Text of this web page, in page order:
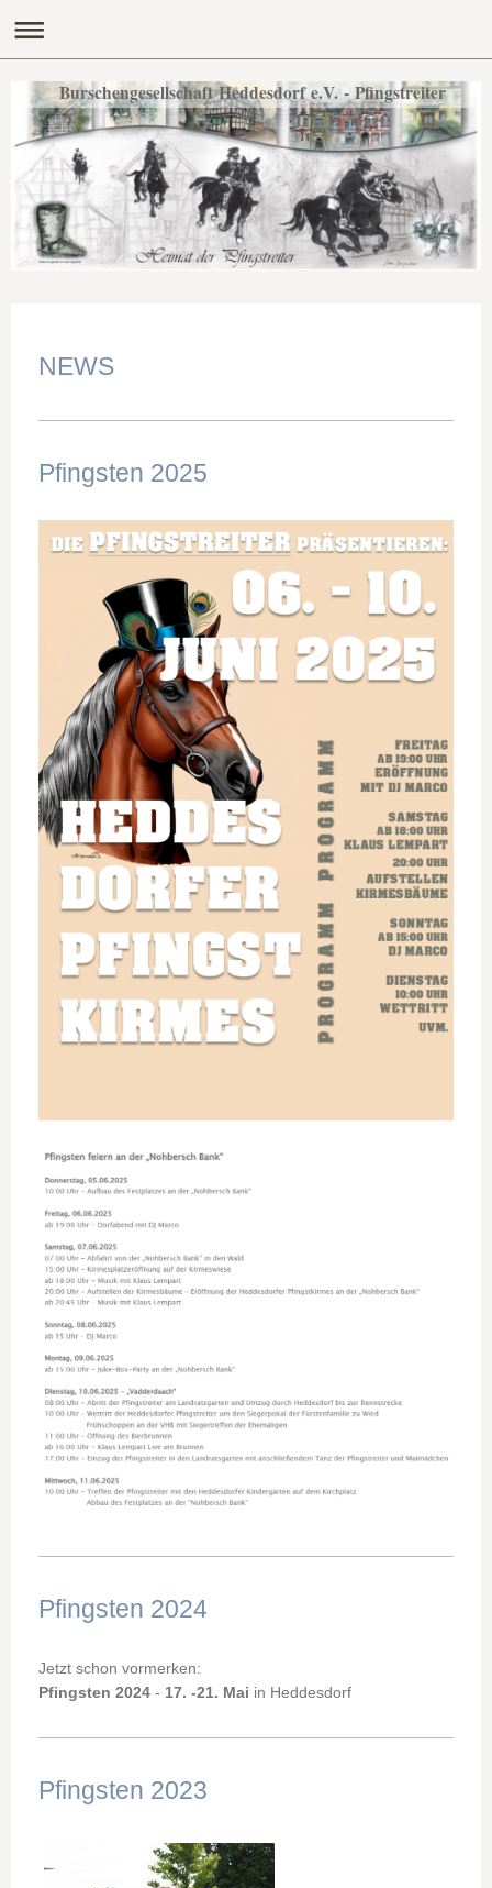
Burschengesellschaft Heddesdorf e.V. - Pfingstreiter
NEWS
Pfingsten 2025
Pfingsten 2024
Jetzt schon vormerken:
Pfingsten 2024 - 17. -21. Mai in Heddesdorf
Pfingsten 2023